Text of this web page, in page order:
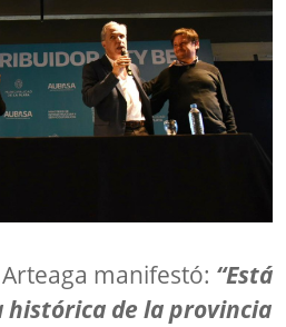
manifestó: “Está
histórica de la provincia